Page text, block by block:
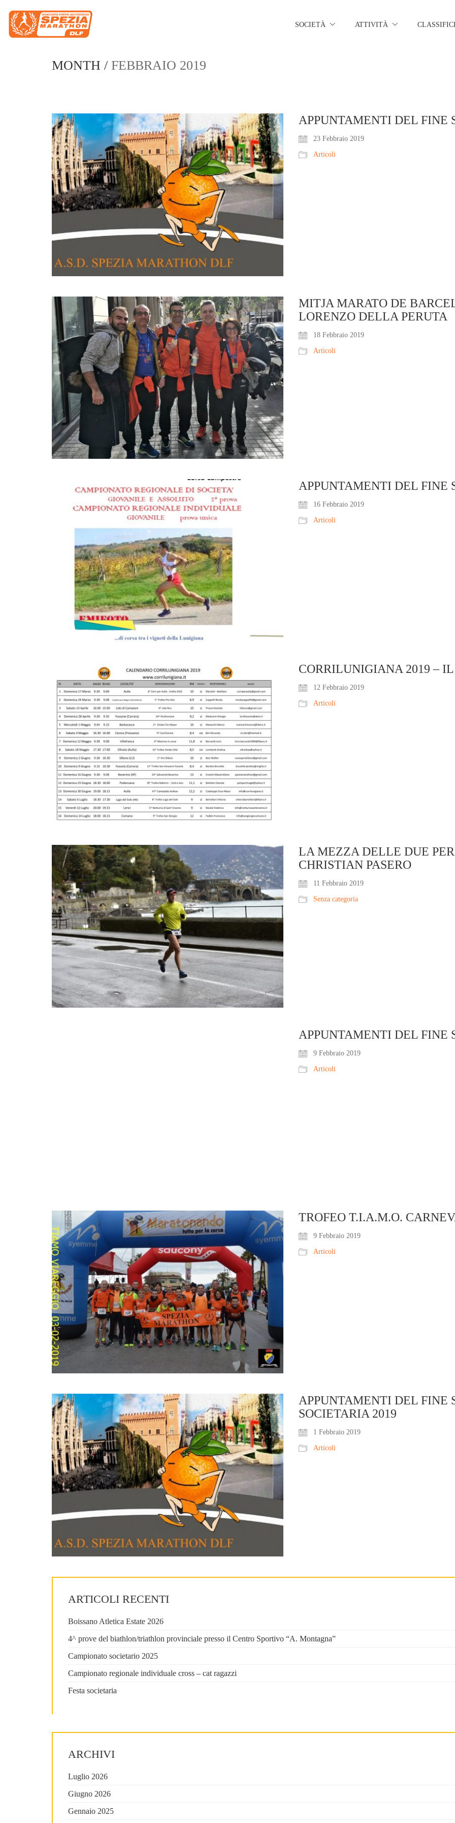
SOCIETÀ ATTIVITÀ
MONTH / FEBBRAIO 2019
APPUNTAMENTI DEL FINE
23 Febbraio 2019
Articoli
MITJA MARATO DE
LORENZO DELLA PERUTA
18 Febbraio 2019
Articoli
APPUNTAMENTI DEL FINE
16 Febbraio 2019
Articoli
CORRILUNIGIANA 2019 –
12 Febbraio 2019
Articoli
LA MEZZA DELLE DUE
CHRISTIAN PASERO
11 Febbraio 2019
Senza categoria
APPUNTAMENTI DEL FINE
9 Febbraio 2019
Articoli
TROFEO T.I.A.M.O.
9 Febbraio 2019
Articoli
APPUNTAMENTI DEL FINE
SOCIETARIA 2019
1 Febbraio 2019
Articoli
ARTICOLI RECENTI
Boissano Atletica Estate 2026
4^ prove del biathlon/triathlon provinciale presso il Centro Sportivo “A. Montagna”
Campionato societario 2025
Campionato regionale individuale cross – cat ragazzi
Festa societaria
ARCHIVI
Luglio 2026
Giugno 2026
Gennaio 2025